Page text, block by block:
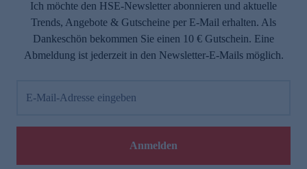
Ich möchte den HSE-Newsletter abonnieren und aktuelle
Trends, Angebote & Gutscheine per E-Mail erhalten. Als
Dankeschön bekommen Sie einen 10 € Gutschein. Eine
Abmeldung ist jederzeit in den Newsletter-E-Mails möglich.
E-Mail-Adresse eingeben
Anmelden